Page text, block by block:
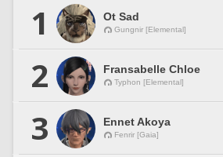
1 Ot Sad
Gungnir [Elemental]
2 Fransabelle Chloe
Typhon [Elemental]
3 Ennet Akoya
Fenrir [Gaia]